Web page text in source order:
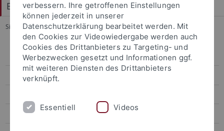
Ethnologie
Sie sind hier: Startseite ... Erasmus+: Sustainable Himalayas
INCOMING - International students
OUTGOING - ERASMUS+ & CIVIS
Erasmus+: Sustainable Himalayas
verbessern. Ihre getroffenen Einstellungen
können jederzeit in unserer
Datenschutzerklärung bearbeitet werden. Mit
den Cookies zur Videowiedergabe werden auch
Cookies des Drittanbieters zu Targeting- und
Werbezwecken gesetzt und Informationen ggf.
mit weiteren Diensten des Drittanbieters
verknüpft.
Essentiell Videos